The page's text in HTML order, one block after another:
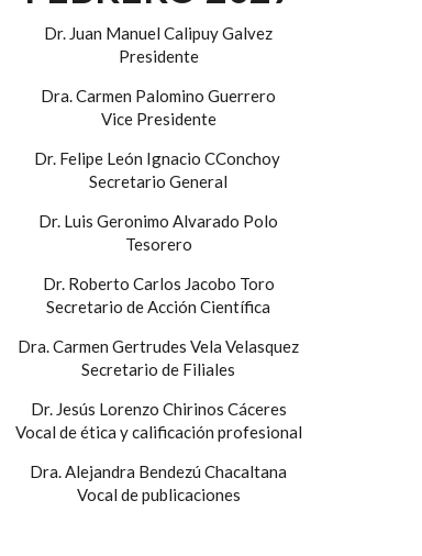
Dr. Juan Manuel Calipuy Galvez
Presidente
Dra. Carmen Palomino Guerrero
Vice Presidente
Dr. Felipe León Ignacio CConchoy
Secretario General
Dr. Luis Geronimo Alvarado Polo
Tesorero
Dr. Roberto Carlos Jacobo Toro
Secretario de Acción Científica
Dra. Carmen Gertrudes Vela Velasquez
Secretario de Filiales
Dr. Jesús Lorenzo Chirinos Cáceres
Vocal de ética y calificación profesional
Dra. Alejandra Bendezú Chacaltana
Vocal de publicaciones